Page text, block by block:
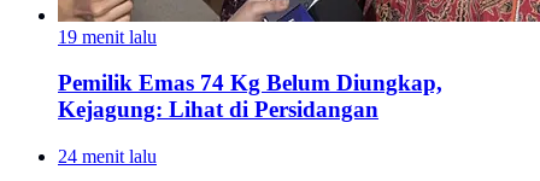
19 menit lalu
Pemilik Emas 74 Kg Belum Diungkap,
Kejagung: Lihat di Persidangan
24 menit lalu